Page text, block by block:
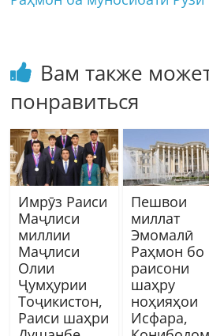
Вам также
понравиться
Имрӯз Раиси
Маҷлиси
миллии
Маҷлиси
Олии
Ҷумҳурии
Тоҷикистон,
Раиси шаҳри
Пешвои
миллат
Эмомалӣ
Раҳмон бо
раисони
шаҳру
ноҳияҳои
Исфара,